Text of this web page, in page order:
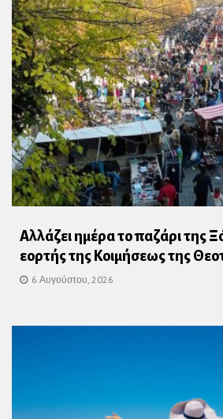
Αλλάζει ημέρα το παζάρι της
εορτής της Κοιμήσεως της
6 Αυγούστου, 2026